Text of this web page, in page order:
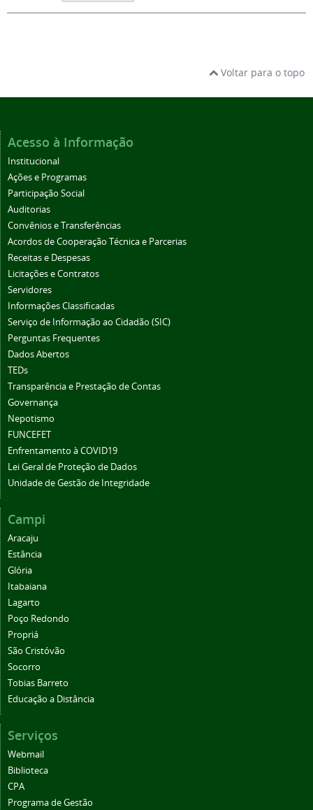
Voltar para o topo
Acesso à Informação
Institucional
Ações e Programas
Participação Social
Auditorias
Convênios e Transferências
Acordos de Cooperação Técnica e Parcerias
Receitas e Despesas
Licitações e Contratos
Servidores
Informações Classificadas
Serviço de Informação ao Cidadão (SIC)
Perguntas Frequentes
Dados Abertos
TEDs
Transparência e Prestação de Contas
Governança
Nepotismo
FUNCEFET
Enfrentamento à COVID19
Lei Geral de Proteção de Dados
Unidade de Gestão de Integridade
Campi
Aracaju
Estância
Glória
Itabaiana
Lagarto
Poço Redondo
Propriá
São Cristóvão
Socorro
Tobias Barreto
Educação a Distância
Serviços
Webmail
Biblioteca
CPA
Programa de Gestão